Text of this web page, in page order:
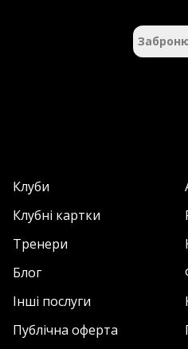
Клуби
Клубні картки
Тренери
Блог
Інші послуги
Публічна оферта